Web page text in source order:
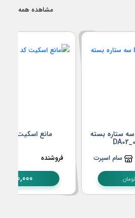
مشاهده همه
توپ پینگ پنگ DHS سه ستاره بسته
سام اسپرت
تومان
مانع اسکیت کد KA03_001
فروشنده
30,000